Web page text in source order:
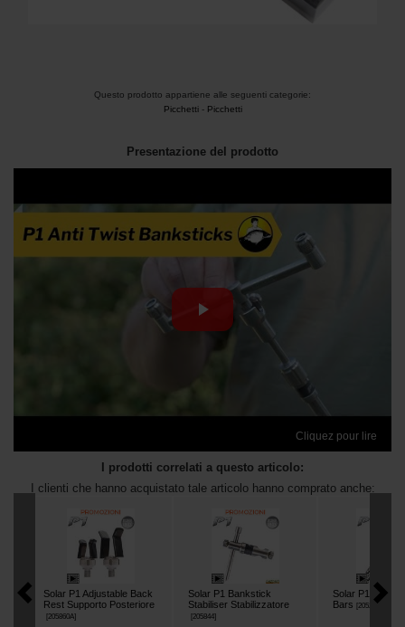
Questo prodotto appartiene alle seguenti categorie:
Picchetti- Picchetti
Presentazione del prodotto
Cliquez pour lire
I prodotti correlati a questo articolo:
I clienti che hanno acquistato tale articolo hanno comprato anche:
Solar P1 Adjustable Back
Rest Supporto Posteriore
[205860A]
Solar P1 Bankstick
Stabiliser Stabilizzatore
[205844]
Solar P1
Bars
[205239